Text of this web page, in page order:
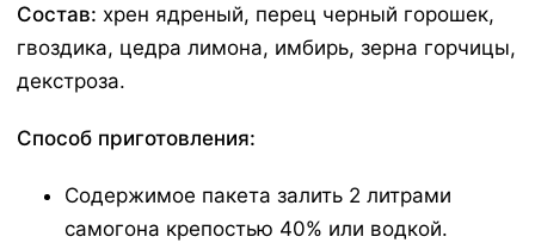
Состав: хрен ядреный, перец черный горошек,
гвоздика, цедра лимона, имбирь, зерна горчицы,
декстроза.
Способ приготовления:
Содержимое пакета залить 2 литрами
самогона крепостью 40% или водкой.